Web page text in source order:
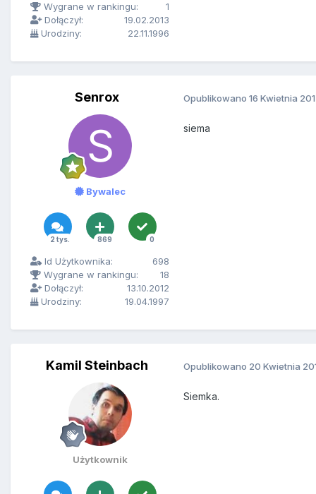
Wygrane w rankingu:
1
Dołączył:
19.02.2013
Urodziny:
22.11.1996
Senrox
Bywalec
2 tys. 869 0
Id Użytkownika:
698
Wygrane w rankingu:
18
Dołączył:
13.10.2012
Urodziny:
19.04.1997
Opublikowano 16 Kwietnia
siema
Kamil Steinbach
Użytkownik
Opublikowano 20 Kwietnia
Siemka.